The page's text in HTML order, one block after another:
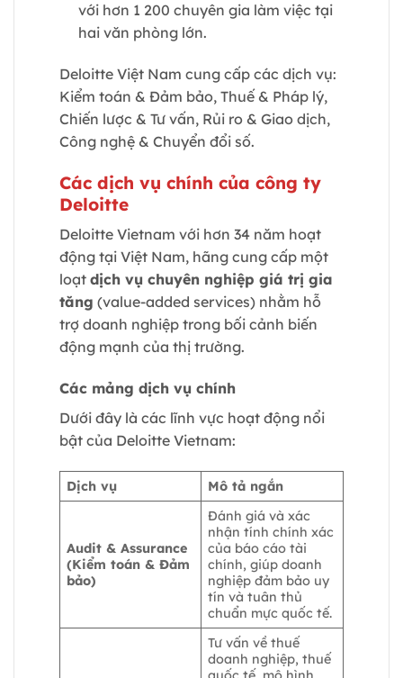
với hơn 1 200 chuyên gia làm việc tại
hai văn phòng lớn.
Deloitte Việt Nam cung cấp các dịch vụ:
Kiểm toán & Đảm bảo, Thuế & Pháp lý,
Chiến lược & Tư vấn, Rủi ro & Giao dịch,
Công nghệ & Chuyển đổi số.
Các dịch vụ chính của công ty
Deloitte
Deloitte Vietnam với hơn 34 năm hoạt
động tại Việt Nam, hãng cung cấp một
loạt dịch vụ chuyên nghiệp giá trị gia
tăng (value-added services) nhằm hỗ
trợ doanh nghiệp trong bối cảnh biến
động mạnh của thị trường.
Các mảng dịch vụ chính
Dưới đây là các lĩnh vực hoạt động nổi
bật của Deloitte Vietnam:
Dịch vụ Mô tả ngắn
Audit & Assurance
(Kiểm toán & Đảm
bảo)
Đánh giá và xác
nhận tính chính xác
của báo cáo tài
chính, giúp doanh
nghiệp đảm bảo uy
tín và tuân thủ
chuẩn mực quốc tế.
Tư vấn về thuế
doanh nghiệp, thuế